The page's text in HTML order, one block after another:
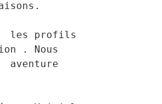
les profils
. Nous